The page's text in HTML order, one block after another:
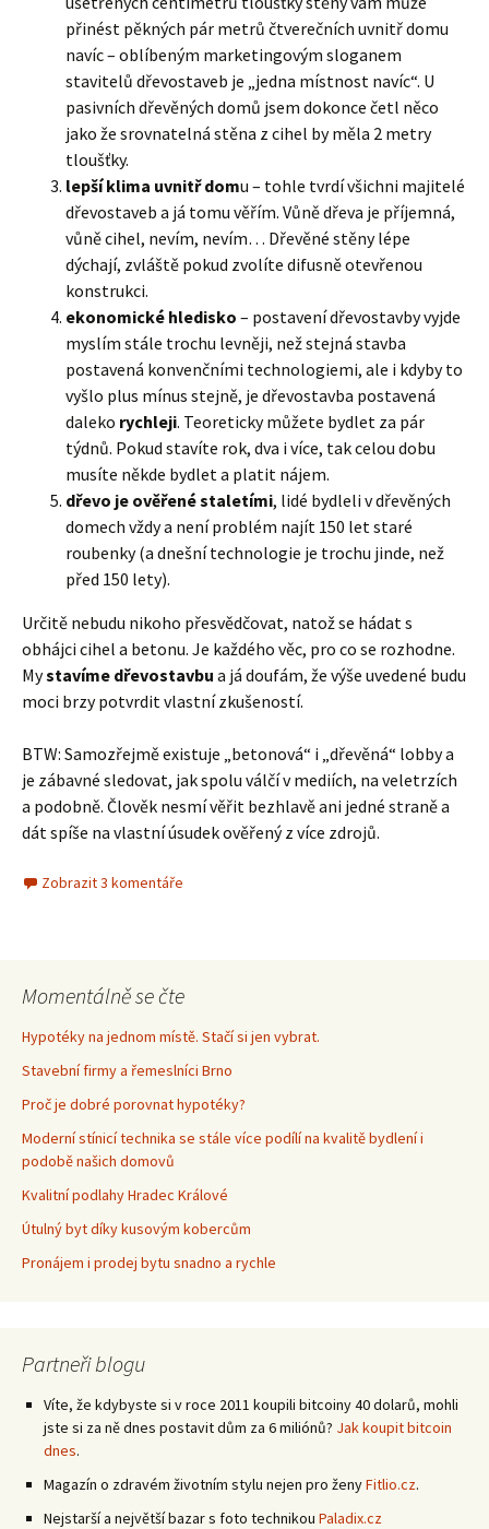
přinést pěkných pár metrů čtverečních uvnitř domu
navíc – oblíbeným marketingovým sloganem
stavitelů dřevostaveb je „jedna místnost navíc“. U
pasivních dřevěných domů jsem dokonce četl něco
jako že srovnatelná stěna z cihel by měla 2 metry
tloušťky.
lepší klima uvnitř domu – tohle tvrdí všichni majitelé
dřevostaveb a já tomu věřím. Vůně dřeva je příjemná,
vůně cihel, nevím, nevím… Dřevěné stěny lépe
dýchají, zvláště pokud zvolíte difusně otevřenou
konstrukci.
ekonomické hledisko – postavení dřevostavby vyjde
myslím stále trochu levněji, než stejná stavba
postavená konvenčními technologiemi, ale i kdyby to
vyšlo plus mínus stejně, je dřevostavba postavená
daleko rychleji. Teoreticky můžete bydlet za pár
týdnů. Pokud stavíte rok, dva i více, tak celou dobu
musíte někde bydlet a platit nájem.
dřevo je ověřené staletími, lidé bydleli v dřevěných
domech vždy a není problém najít 150 let staré
roubenky (a dnešní technologie je trochu jinde, než
před 150 lety).
Určitě nebudu nikoho přesvědčovat, natož se hádat s
obhájci cihel a betonu. Je každého věc, pro co se rozhodne.
Mystavíme dřevostavbu a já doufám, že výše uvedené budu
moci brzy potvrdit vlastní zkušeností.
BTW: Samozřejmě existuje „betonová“ i „dřevěná“ lobby a
je zábavné sledovat, jak spolu válčí v mediích, na veletrzích
a podobně. Člověk nesmí věřit bezhlavě ani jedné straně a
dát spíše na vlastní úsudek ověřený z více zdrojů.
Zobrazit 3 komentáře
Momentálně se čte
Hypotéky na jednom místě. Stačí si jen vybrat.
Stavební firmy a řemeslníci Brno
Proč je dobré porovnat hypotéky?
Moderní stínicí technika se stále více podílí na kvalitě bydlení i
podobě našich domovů
Kvalitní podlahy Hradec Králové
Útulný byt díky kusovým kobercům
Pronájem i prodej bytu snadno a rychle
Partneři blogu
Víte, že kdybyste si v roce 2011 koupili bitcoiny 40 dolarů, mohli
jste si za ně dnes postavit dům za 6 miliónů? Jak koupit bitcoin
dnes.
Magazín o zdravém životním stylu nejen pro ženyFitlio.cz.
Nejstarší a největší bazar s foto technikou Paladix.cz